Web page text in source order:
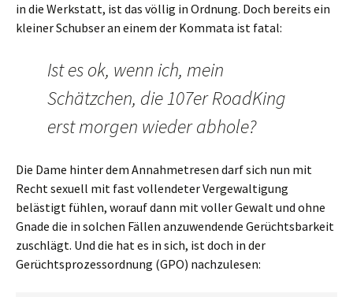
in die Werkstatt, ist das völlig in Ordnung. Doch bereits ein
kleiner Schubser an einem der Kommata ist fatal:
Ist es ok, wenn ich, mein
Schätzchen, die 107er RoadKing
erst morgen wieder abhole?
Die Dame hinter dem Annahmetresen darf sich nun mit
Recht sexuell mit fast vollendeter Vergewaltigung
belästigt fühlen, worauf dann mit voller Gewalt und ohne
Gnade die in solchen Fällen anzuwendende Gerüchtsbarkeit
zuschlägt. Und die hat es in sich, ist doch in der
Gerüchtsprozessordnung (GPO) nachzulesen: